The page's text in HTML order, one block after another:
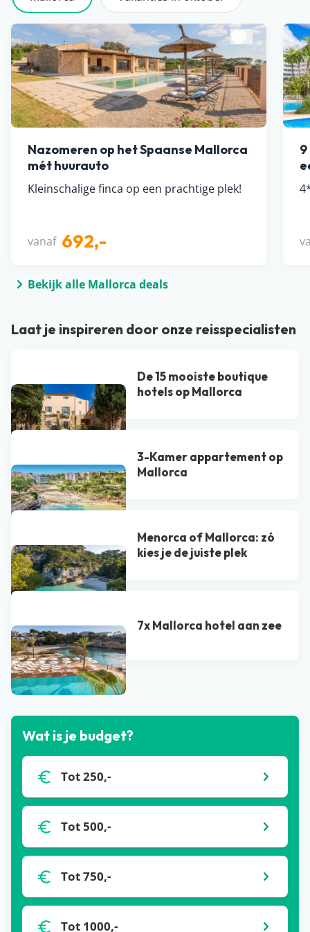
Nazomeren op het Spaanse Mallorca
mét huurauto
Kleinschalige finca op een prachtige plek!
vanaf 692,-
Bekijk alle Mallorca deals
Laat je inspireren door onze reisspecialisten
De 15 mooiste boutique
hotels op Mallorca
3-Kamer appartement op
Mallorca
Menorca of Mallorca: zó
kies je de juiste plek
7x Mallorca hotel aan zee
Bekijk alle blogs
Wat is je budget?
Tot 250,-
Tot 500,-
Tot 750,-
Tot 1000,-